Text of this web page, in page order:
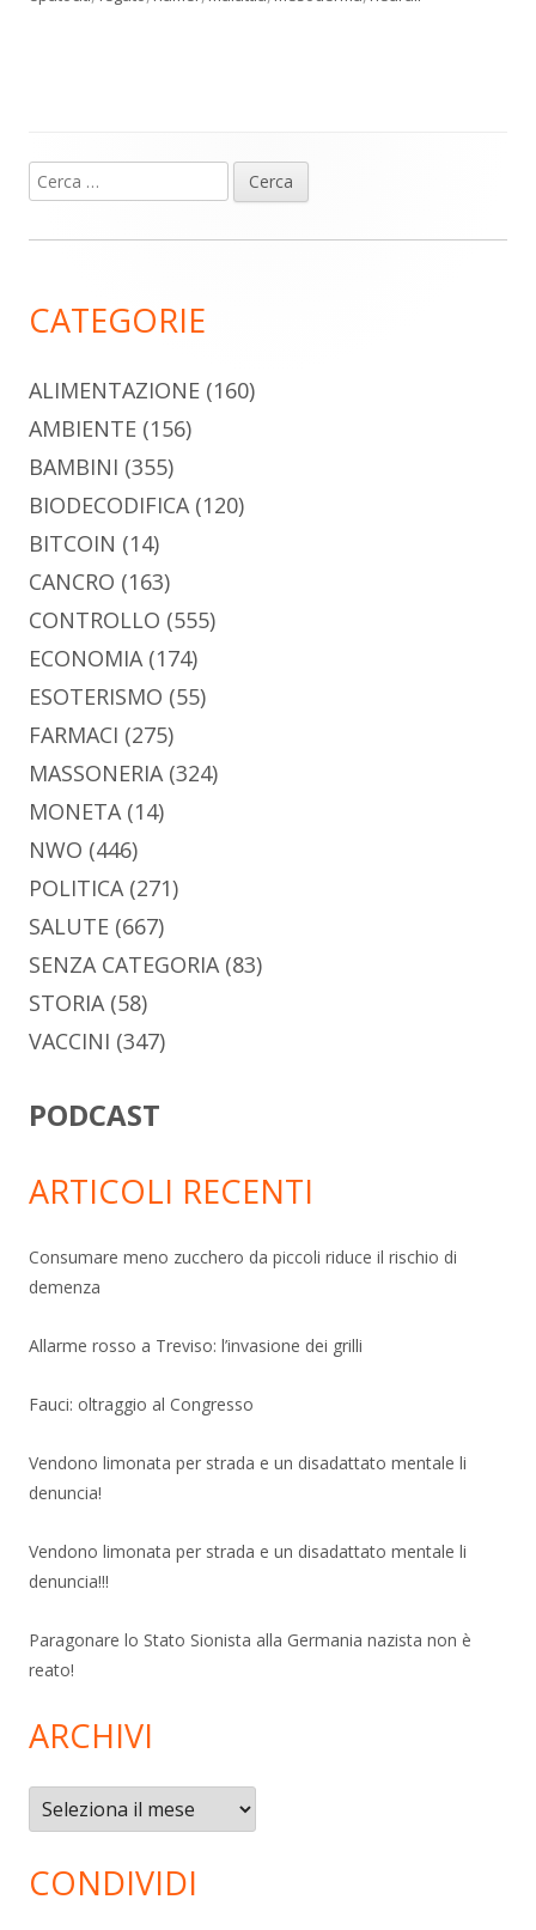
Barra
laterale
Ricerca
per:
CATEGORIE
ALIMENTAZIONE (160)
AMBIENTE (156)
BAMBINI (355)
BIODECODIFICA (120)
BITCOIN (14)
CANCRO (163)
CONTROLLO (555)
ECONOMIA (174)
ESOTERISMO (55)
FARMACI (275)
MASSONERIA (324)
MONETA (14)
NWO (446)
POLITICA (271)
SALUTE (667)
SENZA CATEGORIA (83)
STORIA (58)
VACCINI (347)
PODCAST
ARTICOLI RECENTI
Consumare meno zucchero da piccoli riduce il rischio di
demenza
Allarme rosso a Treviso: l’invasione dei grilli
Fauci: oltraggio al Congresso
Vendono limonata per strada e un disadattato mentale li
denuncia!
Vendono limonata per strada e un disadattato mentale li
denuncia!!!
Paragonare lo Stato Sionista alla Germania nazista non è
reato!
ARCHIVI
Archivi
CONDIVIDI